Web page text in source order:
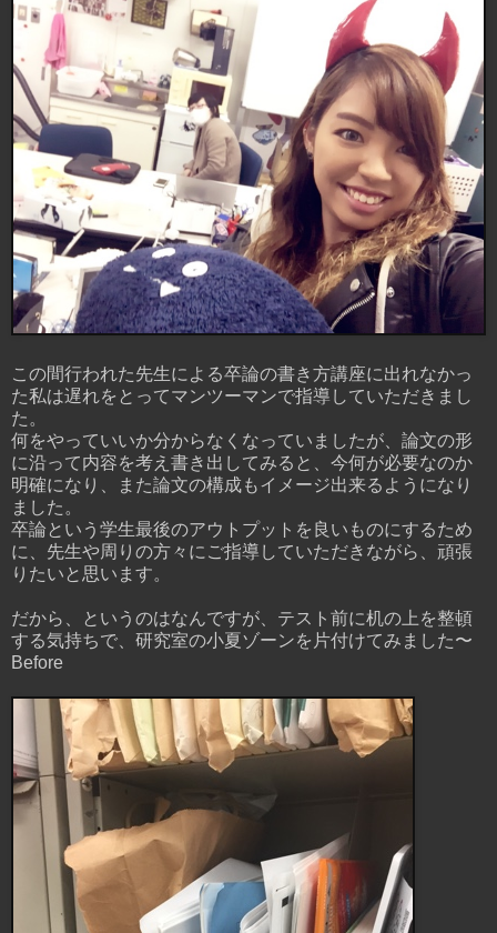
この間行われた先生による卒論の書き方講座に出れなかっ
た私は遅れをとってマンツーマンで指導していただきまし
た。
何をやっていいか分からなくなっていましたが、論文の形
に沿って内容を考え書き出してみると、今何が必要なのか
明確になり、また論文の構成もイメージ出来るようになり
ました。
卒論という学生最後のアウトプットを良いものにするため
に、先生や周りの方々にご指導していただきながら、頑張
りたいと思います。
だから、というのはなんですが、テスト前に机の上を整頓
する気持ちで、研究室の小夏ゾーンを片付けてみました〜
Before